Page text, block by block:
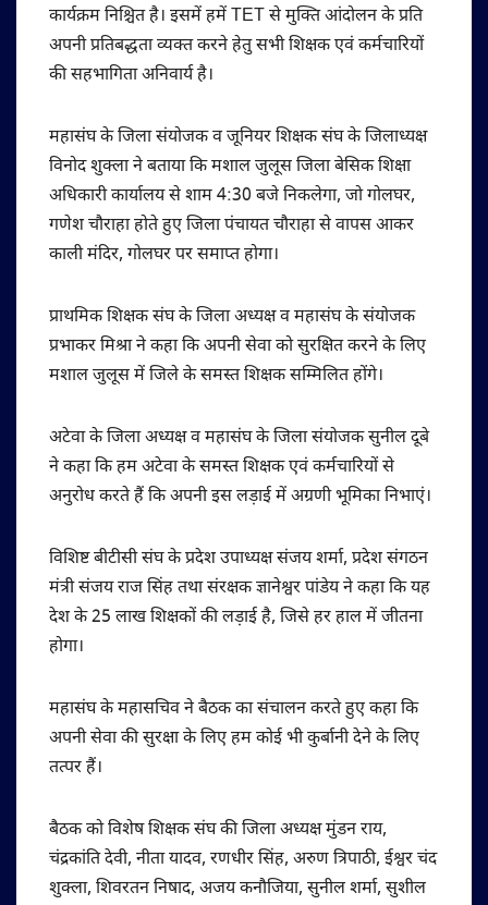
कार्यक्रम निश्चित है। इसमें हमें TET से मुक्ति आंदोलन के प्रति
अपनी प्रतिबद्धता व्यक्त करने हेतु सभी शिक्षक एवं कर्मचारियों
की सहभागिता अनिवार्य है।
महासंघ के जिला संयोजक व जूनियर शिक्षक संघ के जिलाध्यक्ष
विनोद शुक्ला ने बताया कि मशाल जुलूस जिला बेसिक शिक्षा
अधिकारी कार्यालय से शाम 4:30 बजे निकलेगा, जो गोलघर,
गणेश चौराहा होते हुए जिला पंचायत चौराहा से वापस आकर
काली मंदिर, गोलघर पर समाप्त होगा।
प्राथमिक शिक्षक संघ के जिला अध्यक्ष व महासंघ के संयोजक
प्रभाकर मिश्रा ने कहा कि अपनी सेवा को सुरक्षित करने के लिए
मशाल जुलूस में जिले के समस्त शिक्षक सम्मिलित होंगे।
अटेवा के जिला अध्यक्ष व महासंघ के जिला संयोजक सुनील दूबे
ने कहा कि हम अटेवा के समस्त शिक्षक एवं कर्मचारियों से
अनुरोध करते हैं कि अपनी इस लड़ाई में अग्रणी भूमिका निभाएं।
विशिष्ट बीटीसी संघ के प्रदेश उपाध्यक्ष संजय शर्मा, प्रदेश संगठन
मंत्री संजय राज सिंह तथा संरक्षक ज्ञानेश्वर पांडेय ने कहा कि यह
देश के 25 लाख शिक्षकों की लड़ाई है, जिसे हर हाल में जीतना
होगा।
महासंघ के महासचिव ने बैठक का संचालन करते हुए कहा कि
अपनी सेवा की सुरक्षा के लिए हम कोई भी कुर्बानी देने के लिए
तत्पर हैं।
बैठक को विशेष शिक्षक संघ की जिला अध्यक्ष मुंडन राय,
चंद्रकांति देवी, नीता यादव, रणधीर सिंह, अरुण त्रिपाठी, ईश्वर चंद
शुक्ला, शिवरतन निषाद, अजय कनौजिया, सुनील शर्मा, सुशील